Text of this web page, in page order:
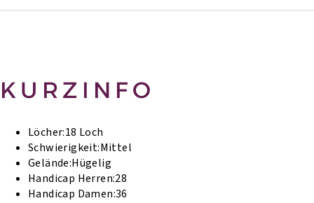
KURZINFO
Löcher:18 Loch
Schwierigkeit:Mittel
Gelände:Hügelig
Handicap Herren:28
Handicap Damen:36